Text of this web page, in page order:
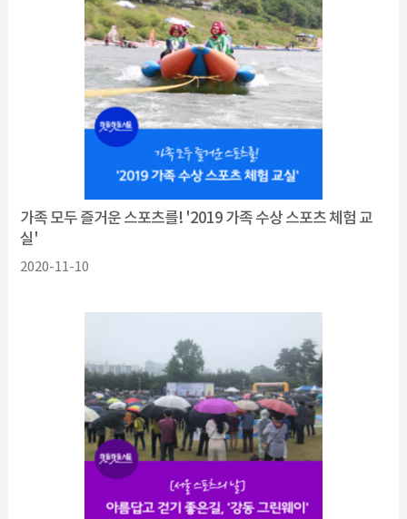
가족 모두 즐거운 스포츠를! '2019 가족 수상 스포츠 체험 교
실'
2020-11-10